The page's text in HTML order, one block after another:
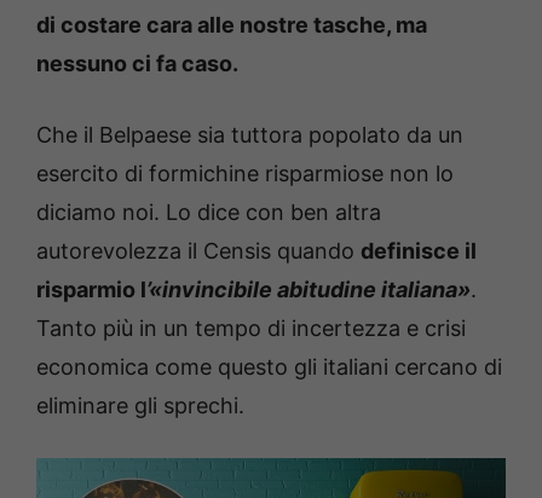
di costare cara alle nostre tasche, ma
nessuno ci fa caso.
Che il Belpaese sia tuttora popolato da un
esercito di formichine risparmiose non lo
diciamo noi. Lo dice con ben altra
autorevolezza il Censis quando definisce il
risparmio l’«invincibile abitudine italiana».
Tanto più in un tempo di incertezza e crisi
economica come questo gli italiani cercano di
eliminare gli sprechi.